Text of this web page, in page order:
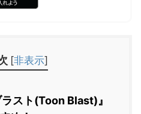
[非表示]
ラスト(Toon Blast)』